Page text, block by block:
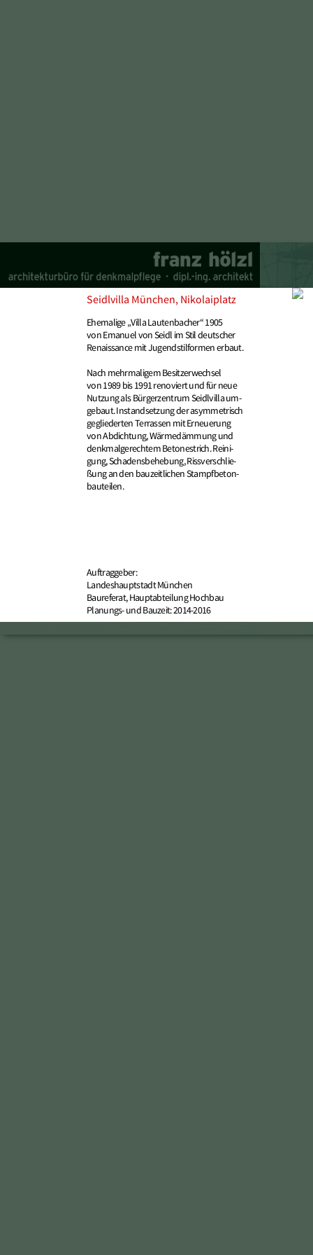
PROFIL
Seidlvilla München, Nikolaiplatz
Ehemalige „Villa Lautenbacher“ 1905
von Emanuel von Seidl im Stil deutscher
Renaissance mit Jugendstilformen erbaut.
Nach mehrmaligem Besitzerwechsel
von 1989 bis 1991 renoviert und für neue
Nutzung als Bürgerzentrum Seidlvilla um-
gebaut. Instandsetzung der asymmetrisch
gegliederten Terrassen mit Erneuerung
von Abdichtung, Wärmedämmung und
denkmalgerechtem Betonestrich. Reini-
gung, Schadensbehebung, Rissverschlie-
ßung an den bauzeitlichen Stampfbeton-
bauteilen.
Auftraggeber:
Landeshauptstadt München
Baureferat, Hauptabteilung Hochbau
Planungs- und Bauzeit: 2014-2016